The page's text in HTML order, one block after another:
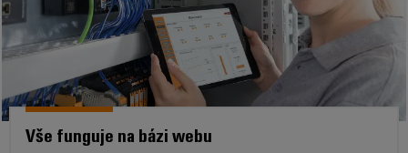
Vše funguje na bázi webu